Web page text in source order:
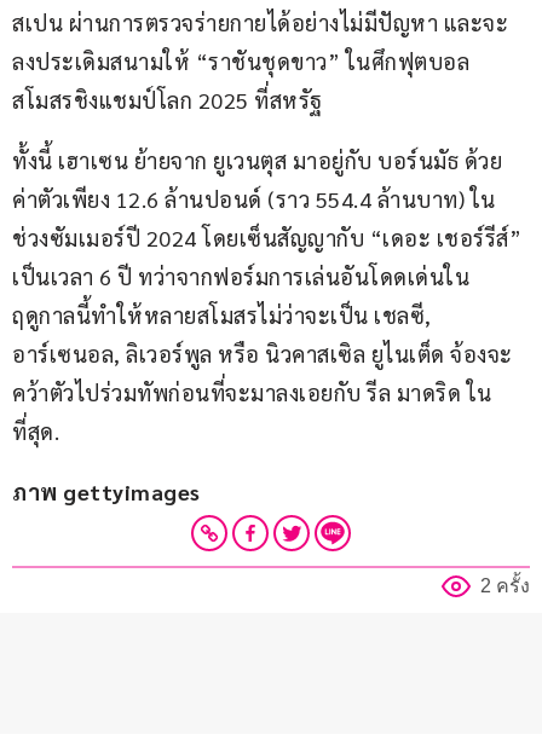
สเปน ผ่านการตรวจร่ายกายได้อย่างไม่มีปัญหา และจะ
ลงประเดิมสนามให้ “ราชันชุดขาว” ในศึกฟุตบอล
สโมสรชิงแชมป์โลก 2025 ที่สหรัฐ
ทั้งนี้ เฮาเซน ย้ายจาก ยูเวนตุส มาอยู่กับ บอร์นมัธ ด้วย
ค่าตัวเพียง 12.6 ล้านปอนด์ (ราว 554.4 ล้านบาท) ใน
ช่วงซัมเมอร์ปี 2024 โดยเซ็นสัญญากับ “เดอะ เชอร์รีส์”
เป็นเวลา 6 ปี ทว่าจากฟอร์มการเล่นอันโดดเด่นใน
ฤดูกาลนี้ทำให้หลายสโมสรไม่ว่าจะเป็น เชลซี,
อาร์เซนอล, ลิเวอร์พูล หรือ นิวคาสเซิล ยูไนเต็ด จ้องจะ
คว้าตัวไปร่วมทัพก่อนที่จะมาลงเอยกับ รีล มาดริด ใน
ที่สุด.
ภาพ gettyimages
2 ครั้ง